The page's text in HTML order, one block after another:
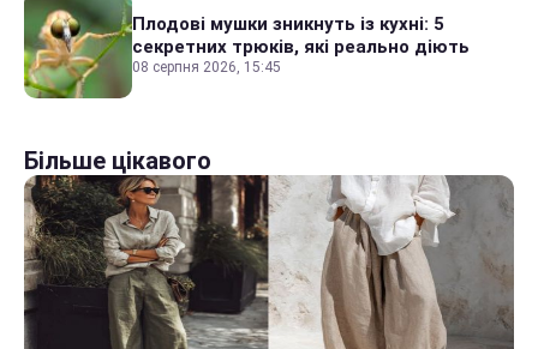
Плодові мушки зникнуть із кухні: 5
секретних трюків, які реально діють
08 серпня 2026, 15:45
Більше цікавого